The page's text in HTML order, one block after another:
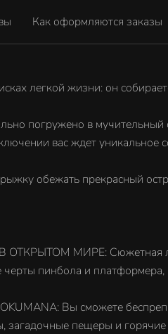
Как оформляются заказы
легкой жизни: он
погружено в
вас ждет уникальное
обежать прекрасный
МИРЕ: Сюжетная линия
пинбола и
Вы сможете
пещеры и горячие